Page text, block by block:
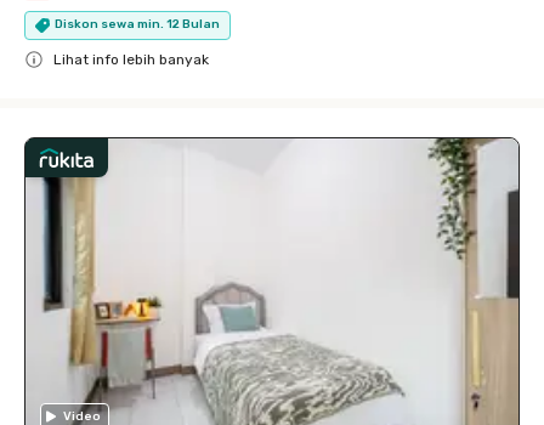
Diskon sewa min. 12 Bulan
Lihat info lebih banyak
Video